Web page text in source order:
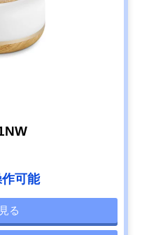
可能
る